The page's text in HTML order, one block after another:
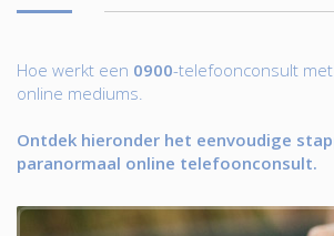
Hoe werkt een 0900-telefoonconsult
online mediums.
Ontdek hieronder het eenvoudige
paranormaal online telefoonconsult.